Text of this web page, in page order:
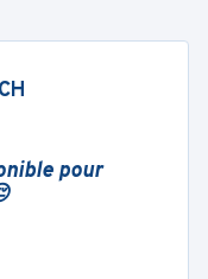
pour